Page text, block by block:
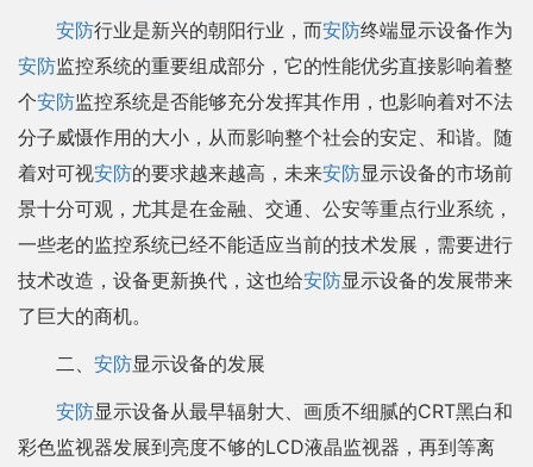
安防行业是新兴的朝阳行业，而安防终端显示设备作为
安防监控系统的重要组成部分，它的性能优劣直接影响着整
个安防监控系统是否能够充分发挥其作用，也影响着对不法
分子威慑作用的大小，从而影响整个社会的安定、和谐。随
着对可视安防的要求越来越高，未来安防显示设备的市场前
景十分可观，尤其是在金融、交通、公安等重点行业系统，
一些老的监控系统已经不能适应当前的技术发展，需要进行
技术改造，设备更新换代，这也给安防显示设备的发展带来
了巨大的商机。
二、 安防显示设备的发展
安防显示设备从最早辐射大、画质不细腻的CRT黑白和
彩色监视器发展到亮度不够的LCD液晶监视器，再到等离